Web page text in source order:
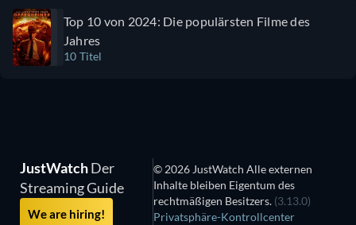
Top 10 von 2024: Die populärsten Filme des
Jahres
10 Titel
JustWatchDer
Streaming Guide
We are hiring!
© 2026 JustWatch Alle externen
Inhalte bleiben Eigentum des
rechtmäßigen Besitzers. (3.13.0)
Privatsphäre-Kontrollcenter